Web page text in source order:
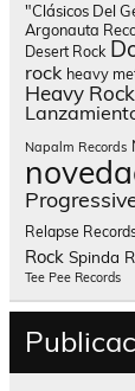
"Clásicos Del
Argonauta
Desert Rock
rock heavy
Heavy Rock
Napalm Records
Relapse
Rock Spinda
Tee Pee Records